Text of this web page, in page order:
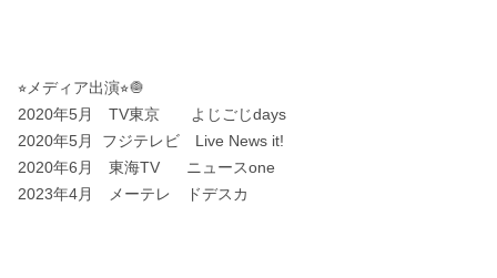
⭐︎メディア出演⭐︎🧅
2020年5月　TV東京　　よじごじdays
2020年5月  フジテレビ　Live News it!
2020年6月　東海TV      ニュースone
2023年4月　メーテレ　ドデスカ